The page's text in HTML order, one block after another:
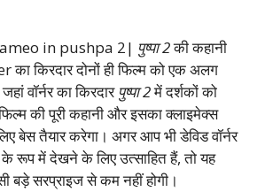
in pushpa 2| पुष्पा 2की कहानी
किरदार दोनों ही फिल्म को एक अलग
वॉर्नर का किरदार पुष्पा 2में दर्शकों को
की पूरी कहानी और इसका क्लाइमेक्स
बेस तैयार करेगा। अगर आप भी डेविड वॉर्नर
रूप में देखने के लिए उत्साहित हैं, तो यह
बड़े सरप्राइज से कम नहीं होगी।